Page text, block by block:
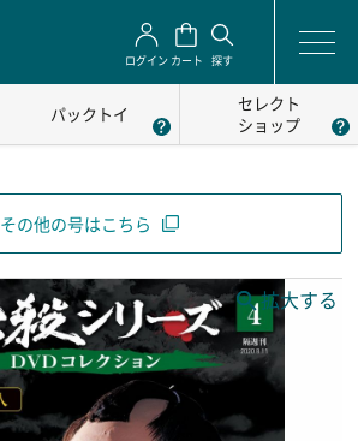
ログイン カート 探す
パックトイ
セレクト
ショップ
その他の号はこちら